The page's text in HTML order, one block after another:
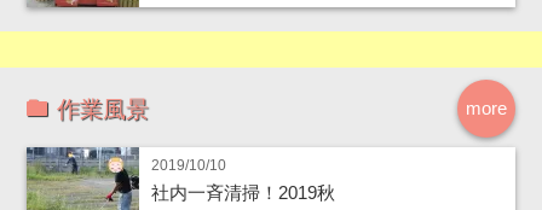
more
作業風景
2019/10/10
社内一斉清掃！2019秋